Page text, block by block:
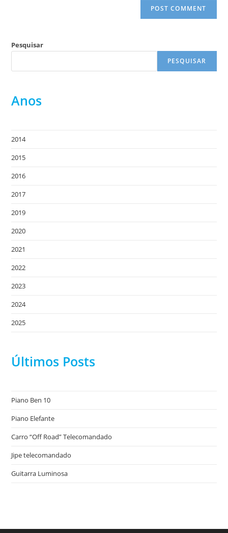
Pesquisar
PESQUISAR
Anos
2014
2015
2016
2017
2019
2020
2021
2022
2023
2024
2025
Últimos Posts
Piano Ben 10
Piano Elefante
Carro “Off Road” Telecomandado
Jipe telecomandado
Guitarra Luminosa